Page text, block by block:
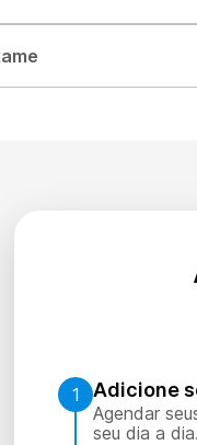
1 Adicione
Agendar
seu dia a dia.